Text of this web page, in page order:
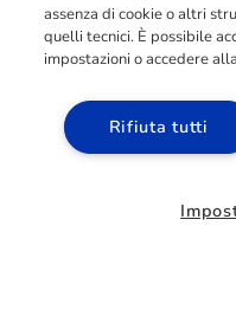
assenza di cookie o altri
quelli tecnici. È possibile
impostazioni o accedere
Rifiuta tutti